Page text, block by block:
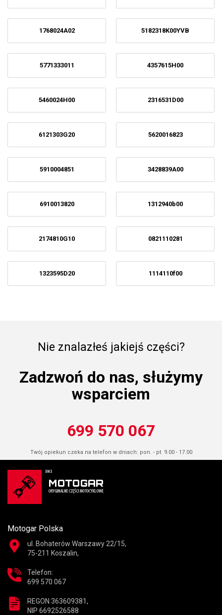
1768024A02 5182318K00YVB
5771333011 4357615H00
5460024H00 2316531D00
6121303G20 5620016823
5910004851 3428839A00
6910013820 1312940b00
2174810G10 0821110281
1323595D20 1114110f00
Nie znalazłeś jakiejś części?
Zadzwoń do nas, służymy
wsparciem
699 570 067
Twój opiekun czeka na telefon w dniach: pon. - pt. 9.00 - 17.00
Motogar Polska
ul. Bohaterów Warszawy 22/15,
75-211 Koszalin,
Telefon:
699 570 067
REGON 363609381,
NIP 6692526588